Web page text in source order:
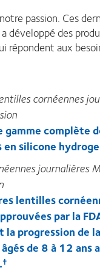
passion. Ces
développé des
répondent aux
cornéennes
gamme complète
en silicone
journalières
lentilles
par la
la progression de
de 8 à 12 ans
†